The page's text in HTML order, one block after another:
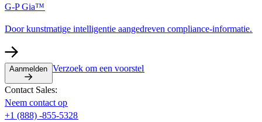
G-P Gia™​​
Door kunstmatige intelligentie aangedreven compliance-informatie.​​
Aanmelden​​ Verzoek om een voorstel​​
Contact Sales:​​
Neem contact op​​
+1 (888) -855-5328​​